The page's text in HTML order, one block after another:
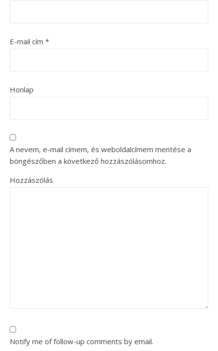
E-mail cím *
Honlap
A nevem, e-mail címem, és weboldalcímem mentése a
böngészőben a következő hozzászólásomhoz.
Hozzászólás
Notify me of follow-up comments by email.